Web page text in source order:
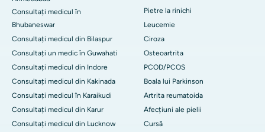
Consultați medicul în
Bhubaneswar
Consultați medicul din Bilaspur
Consultați un medic în Guwahati
Consultați medicul din Indore
Consultați medicul din Kakinada
Consultați medicul în Karaikudi
Consultați medicul din Karur
Consultați medicul din Lucknow
Pietre la rinichi
Leucemie
Ciroza
Osteoartrita
PCOD/PCOS
Boala lui Parkinson
Artrita reumatoida
Afecțiuni ale pielii
Cursă